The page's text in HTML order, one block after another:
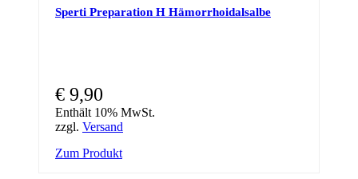
Sperti Preparation H Hämorrhoidalsalbe
€ 9,90
Enthält 10% MwSt.
zzgl. Versand
Zum Produkt